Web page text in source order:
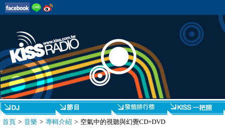
首頁 > 音樂 > 專輯介紹 > 空氣中的視聽與幻覺CD+DVD